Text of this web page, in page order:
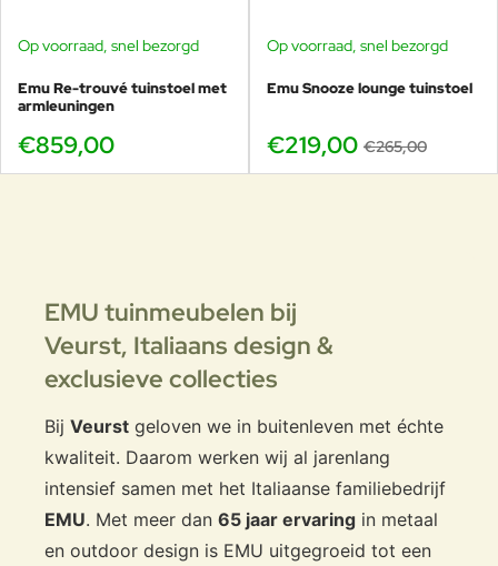
Op voorraad, snel bezorgd
Emu Re-trouvé tuinstoel met
armleuningen
€859,00
-17%
Op voorraad, snel bezorgd
Emu Snooze lounge tuinstoel
€219,00 €265,00
EMU tuinmeubelen bij
Veurst, Italiaans design &
exclusieve collecties
Bij Veurst geloven we in buitenleven met échte
kwaliteit. Daarom werken wij al jarenlang
intensief samen met het Italiaanse familiebedrijf
EMU. Met meer dan 65 jaar ervaring in metaal
en outdoor design is EMU uitgegroeid tot een